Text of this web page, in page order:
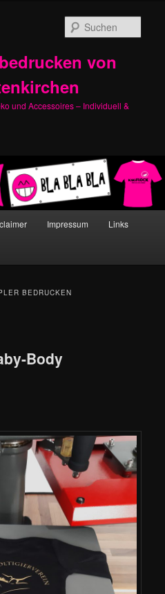
von
und Accessoires – Individuell &
Impressum Links
BEDRUCKEN
Body